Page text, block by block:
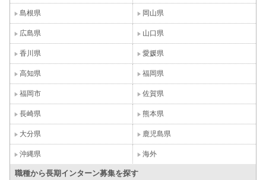
島根県 岡山県
広島県 山口県
香川県 愛媛県
高知県 福岡県
福岡市 佐賀県
長崎県 熊本県
大分県 鹿児島県
沖縄県 海外
職種から長期インターン募集を探す